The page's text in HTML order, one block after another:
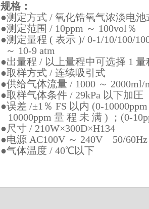
规格：
●测定方式 / 氧化锆氧气浓淡电池
●测定范围 / 10ppm ～ 100vol％
●测定量程 ( 表示 )/ 0-1/10/100/
～ 10-9 atm
●出量程 / 以上量程中可选择 1 量
●取样方式 / 连续吸引式
●供给气体流量 / 1000 ～ 2000ml/
●取样气体条件 / 29kPa 以下加圧
●误差 /±1％ FS 以内 (0-
10000ppm 量 程 未 满 ) ；(0-
●尺寸 / 210W×300D×H134
●电源 AC100V ～ 240V 50/60Hz
●气体温度 / 40℃以下